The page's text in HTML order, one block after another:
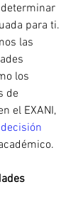
para ti.
las
los
de
el EXANI,
decisión